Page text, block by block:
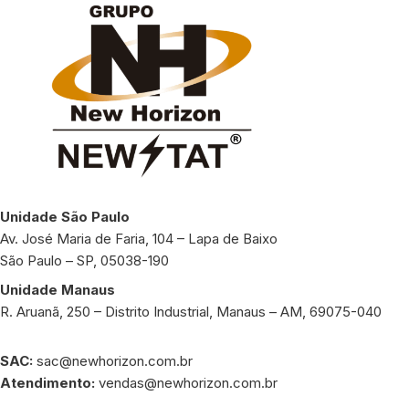
Unidade São Paulo
Av. José Maria de Faria, 104 – Lapa de Baixo
São Paulo – SP, 05038-190
Unidade Manaus
R. Aruanã, 250 – Distrito Industrial, Manaus – AM, 69075-040
SAC: sac@newhorizon.com.br
Atendimento: vendas@newhorizon.com.br